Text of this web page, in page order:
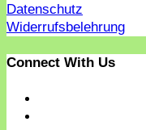
Datenschutz
Widerrufsbelehrung
Connect With Us